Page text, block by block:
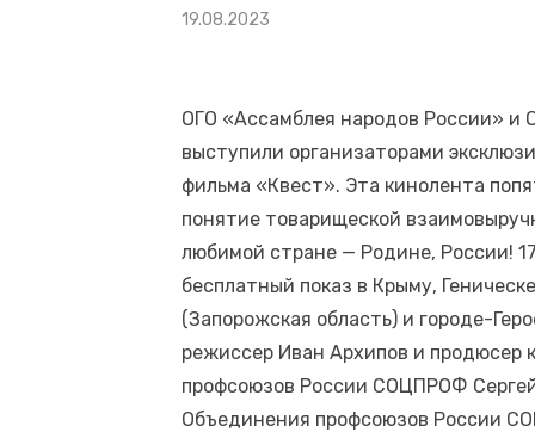
Опубликовано
19.08.2023
ОГО «Ассамблея народов России»
выступили организаторами
фильма «Квест». Эта кинолента
понятие товарищеской
любимой стране — Родине, России!
бесплатный показ в Крыму,
(Запорожская область) и городе-
режиссер Иван Архипов и продюсер
профсоюзов России СОЦПРОФ
Объединения профсоюзов России